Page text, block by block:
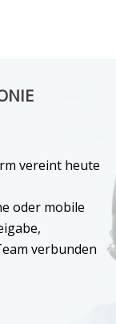
vereint heute
oder mobile
verbunden